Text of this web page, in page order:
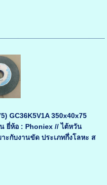
GC36K5V1A 350x40x75
ยี่ห้อ : Phoniex // ไต้หวัน
ะกับงานขัด ประเภทกึ่งโลหะ ส